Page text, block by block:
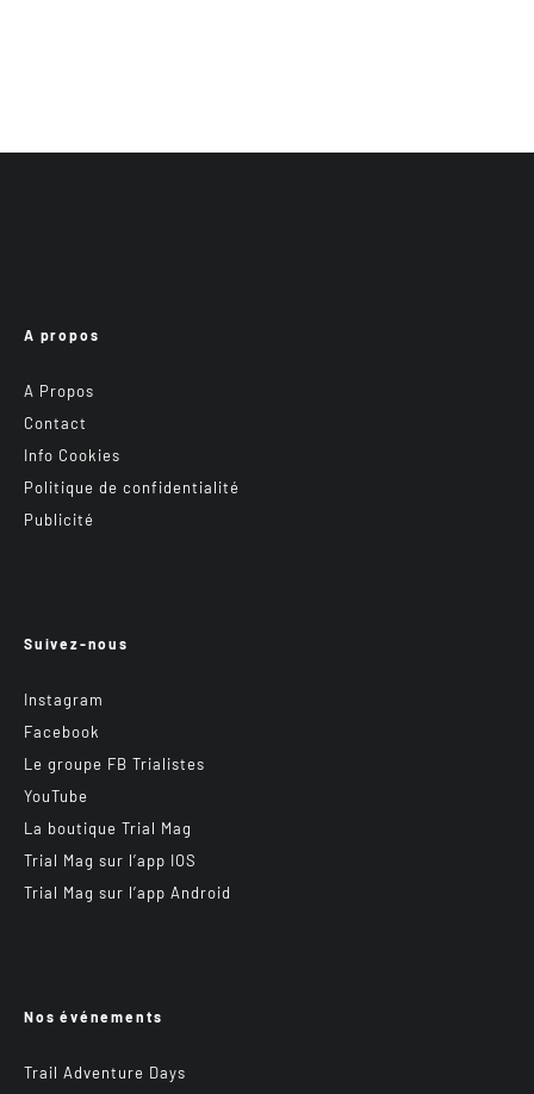
A propos
A Propos
Contact
Info Cookies
Politique de confidentialité
Publicité
Suivez-nous
Instagram
Facebook
Le groupe FB Trialistes
YouTube
La boutique Trial Mag
Trial Mag sur l’app IOS
Trial Mag sur l’app Android
Nos événements
Trail Adventure Days